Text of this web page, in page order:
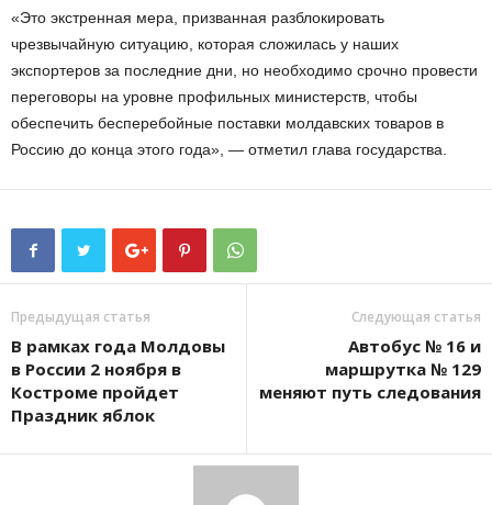
«Это экстренная мера, призванная разблокировать
чрезвычайную ситуацию, которая сложилась у наших
экспортеров за последние дни, но необходимо срочно провести
переговоры на уровне профильных министерств, чтобы
обеспечить бесперебойные поставки молдавских товаров в
Россию до конца этого года», — отметил глава государства.
Предыдущая статья
В рамках года Молдовы
в России 2 ноября в
Костроме пройдет
Праздник яблок
Следующая статья
Автобус № 16 и
маршрутка № 129
меняют путь следования